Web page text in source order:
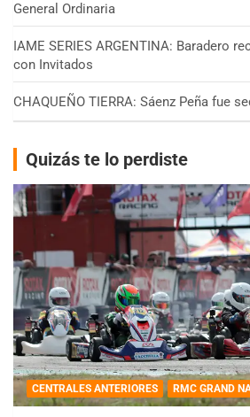
General Ordinaria
IAME SERIES ARGENTINA: Baradero
con Invitados
CHAQUEÑO TIERRA: Sáenz Peña fue
Quizás te lo perdiste
CENTRALES ANTERIORES RMC GRAND